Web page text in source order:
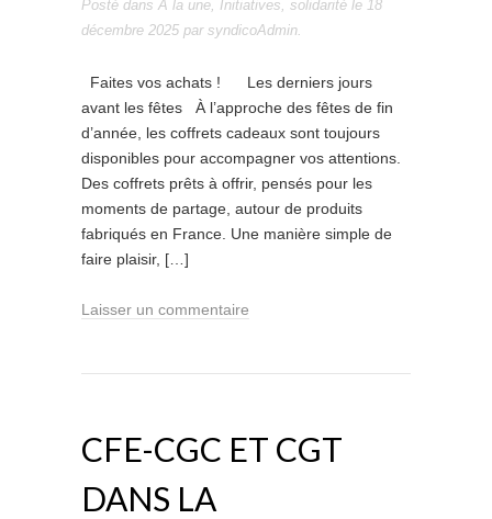
Posté dans A la une, Initiatives, solidarité le 18
décembre 2025 par syndicoAdmin.
Faites vos achats ! ­ ­ Les derniers jours
avant les fêtes À l’approche des fêtes de fin
d’année, les coffrets cadeaux sont toujours
disponibles pour accompagner vos attentions.
Des coffrets prêts à offrir, pensés pour les
moments de partage, autour de produits
fabriqués en France. Une manière simple de
faire plaisir, […]
Laisser un commentaire
CFE-CGC ET CGT
DANS LA